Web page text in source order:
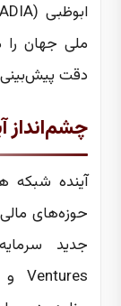
ملی جهان را
دقت
آینده شبکه
حوزه‌های